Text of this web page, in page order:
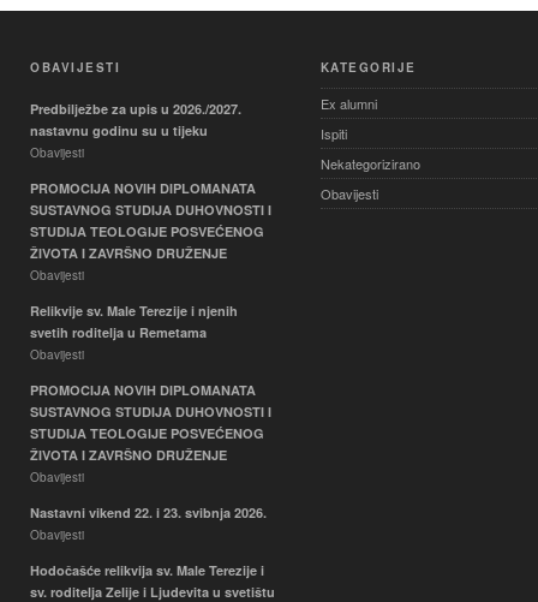
OBAVIJESTI
Predbilježbe za upis u 2026./2027.
nastavnu godinu su u tijeku
Obavijesti
PROMOCIJA NOVIH DIPLOMANATA
SUSTAVNOG STUDIJA DUHOVNOSTI I
STUDIJA TEOLOGIJE POSVEĆENOG
ŽIVOTA I ZAVRŠNO DRUŽENJE
Obavijesti
Relikvije sv. Male Terezije i njenih
svetih roditelja u Remetama
Obavijesti
PROMOCIJA NOVIH DIPLOMANATA
SUSTAVNOG STUDIJA DUHOVNOSTI I
STUDIJA TEOLOGIJE POSVEĆENOG
ŽIVOTA I ZAVRŠNO DRUŽENJE
Obavijesti
Nastavni vikend 22. i 23. svibnja 2026.
Obavijesti
Hodočašće relikvija sv. Male Terezije i
sv. roditelja Zelije i Ljudevita u svetištu
KATEGORIJE
Ex alumni
Ispiti
Nekategorizirano
Obavijesti